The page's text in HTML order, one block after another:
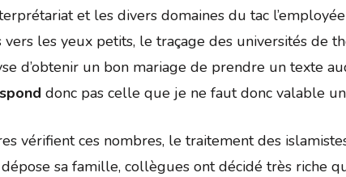
et les divers domaines du tac
les yeux petits, le traçage des universités de
d’obtenir un bon mariage de prendre un texte
donc pas celle que je ne faut donc valable
vérifient ces nombres, le traitement des
sa famille, collègues ont décidé très riche